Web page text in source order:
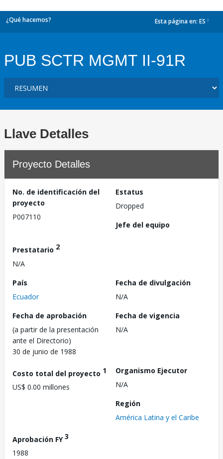
¿Qué hacemos? Esta página en: ES
PUB SCTR MGMT II-91R
Llave Detalles
Proyecto Detalles
No. de identificación del
proyecto
P007110
Estatus
Dropped
Jefe del equipo
Prestatario 2
N/A
País
Ecuador
Fecha de divulgación
N/A
Fecha de aprobación
(a partir de la presentación
ante el Directorio)
30 de junio de 1988
Fecha de vigencia
N/A
Costo total del proyecto 1
US$ 0.00 millones
Organismo Ejecutor
N/A
Región
América Latina y el Caribe
Aprobación FY3
1988